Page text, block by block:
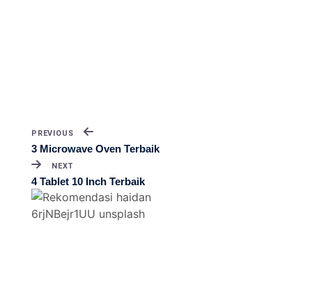
PREVIOUS
3 Microwave Oven Terbaik
NEXT
4 Tablet 10 Inch Terbaik